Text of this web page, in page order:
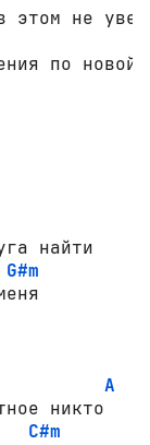
G#m
A
никто
C#m